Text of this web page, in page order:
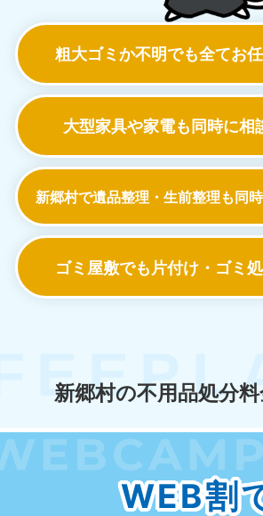
粗大ゴミか不明でも全てお
大型家具や家電も同時に相
新郷村で遺品整理・生前整理も同
ゴミ屋敷でも 片付け・ゴミ
新郷村の不用品処分
WEB割